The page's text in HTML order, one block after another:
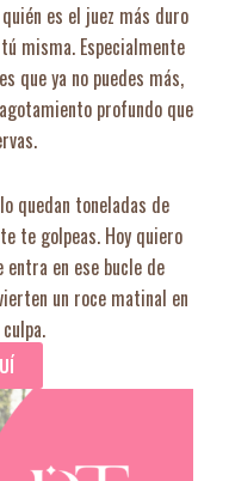
es el juez más duro
misma. Especialmente
que ya no puedes más,
profundo que
quedan toneladas de
te golpeas. Hoy quiero
en ese bucle de
un roce matinal en